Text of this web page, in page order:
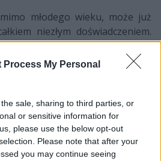
Process My Personal
sale, sharing to third parties, or
or sensitive information for
please use the below opt-out
Please note that after your
you may continue seeing
młodego wieku, może już
niezłym doświadczeniem.
półfinał prestiżowego OGN
dotarł wraz z BK Stars.
brał udział w turniejach z tej
z czołowych koreańskich ekip,
grał tam tylko w
włączono go do kadry